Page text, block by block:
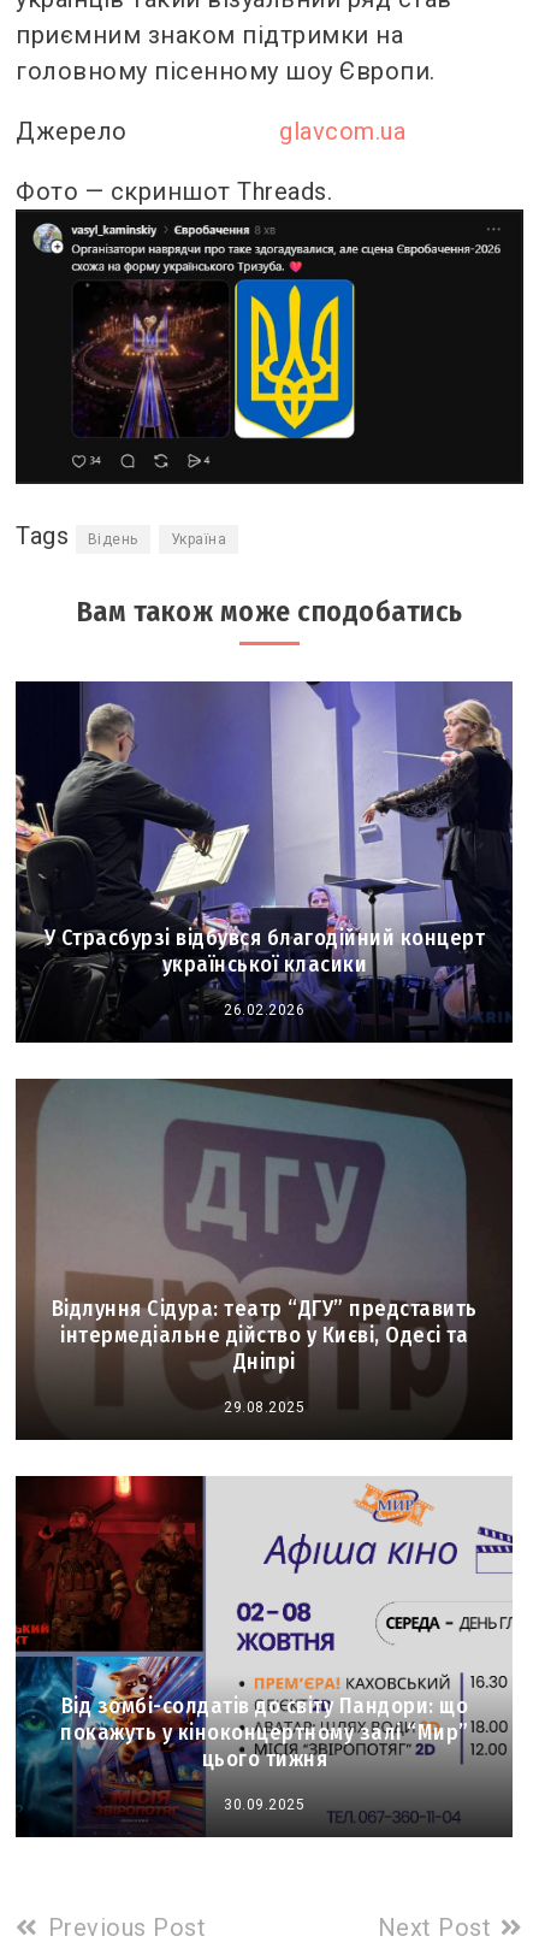
приємним знаком підтримки на
головному пісенному шоу Європи.
Джерело glavcom.ua
Фото — скриншот Threads.
Tags Відень Україна
Вам також може сподобатись
У Страсбурзі відбувся благодійний концерт
української класики
26.02.2026
Відлуння Сідура: театр “ДГУ” представить
інтермедіальне дійство у Києві, Одесі та
Дніпрі
29.08.2025
Від зомбі-солдатів до світу Пандори: що
покажуть у кіноконцертному залі “Мир”
цього тижня
30.09.2025
ReadPrevious Post Next Post